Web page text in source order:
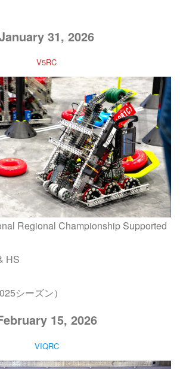
31, 2026
V5RC
Regional Championship Supported
HS
シーズン）
15, 2026
VIQRC